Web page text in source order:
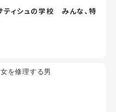
ティシュの学校 みんな、特